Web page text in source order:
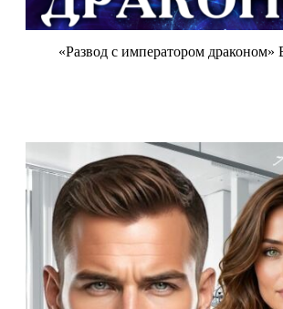
«Развод с императором драконом»